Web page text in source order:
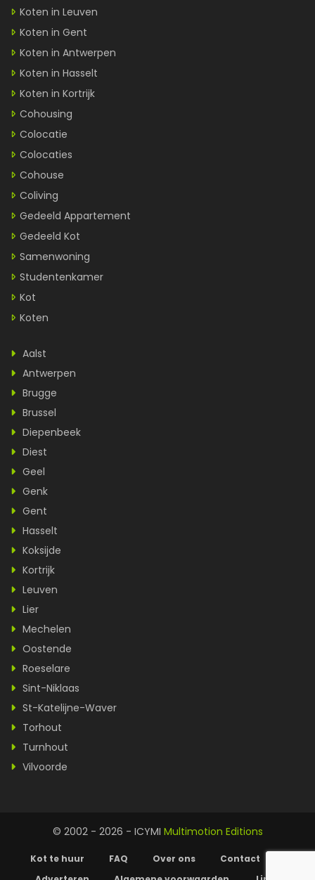
Koten in Leuven
Koten in Gent
Koten in Antwerpen
Koten in Hasselt
Koten in Kortrijk
Cohousing
Colocatie
Colocaties
Cohouse
Coliving
Gedeeld Appartement
Gedeeld Kot
Samenwoning
Studentenkamer
Kot
Koten
Aalst
Antwerpen
Brugge
Brussel
Diepenbeek
Diest
Geel
Genk
Gent
Hasselt
Koksijde
Kortrijk
Leuven
Lier
Mechelen
Oostende
Roeselare
Sint-Niklaas
St-Katelijne-Waver
Torhout
Turnhout
Vilvoorde
© 2002 - 2026 - ICYMI Multimotion Editions
Kot te huur FAQ Over ons
Contact